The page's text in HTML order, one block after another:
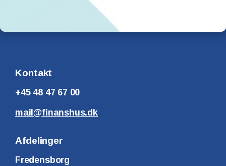
Kontakt
+45 48 47 67 00
mail@finanshus.dk
Afdelinger
Fredensborg